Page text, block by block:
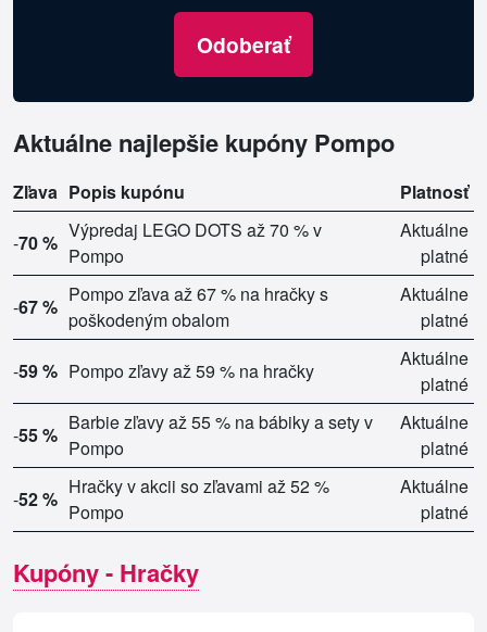
Odoberať
Aktuálne najlepšie kupóny Pompo
Zľava Popis kupónu Platnosť
-70 %
Výpredaj LEGO DOTS až 70 % v
Pompo
Aktuálne
platné
-67 %
Pompo zľava až 67 % na hračky s
poškodeným obalom
Aktuálne
platné
-59 % Pompo zľavy až 59 % na hračky
Aktuálne
platné
-55 %
Barbie zľavy až 55 % na bábiky a sety v
Pompo
Aktuálne
platné
-52 %
Hračky v akcii so zľavami až 52 %
Pompo
Aktuálne
platné
Kupóny - Hračky